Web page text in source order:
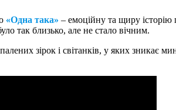
«Одна така» – емоційну та щиру
так близько, але не стало вічним.
зірок і світанків, у яких зникає